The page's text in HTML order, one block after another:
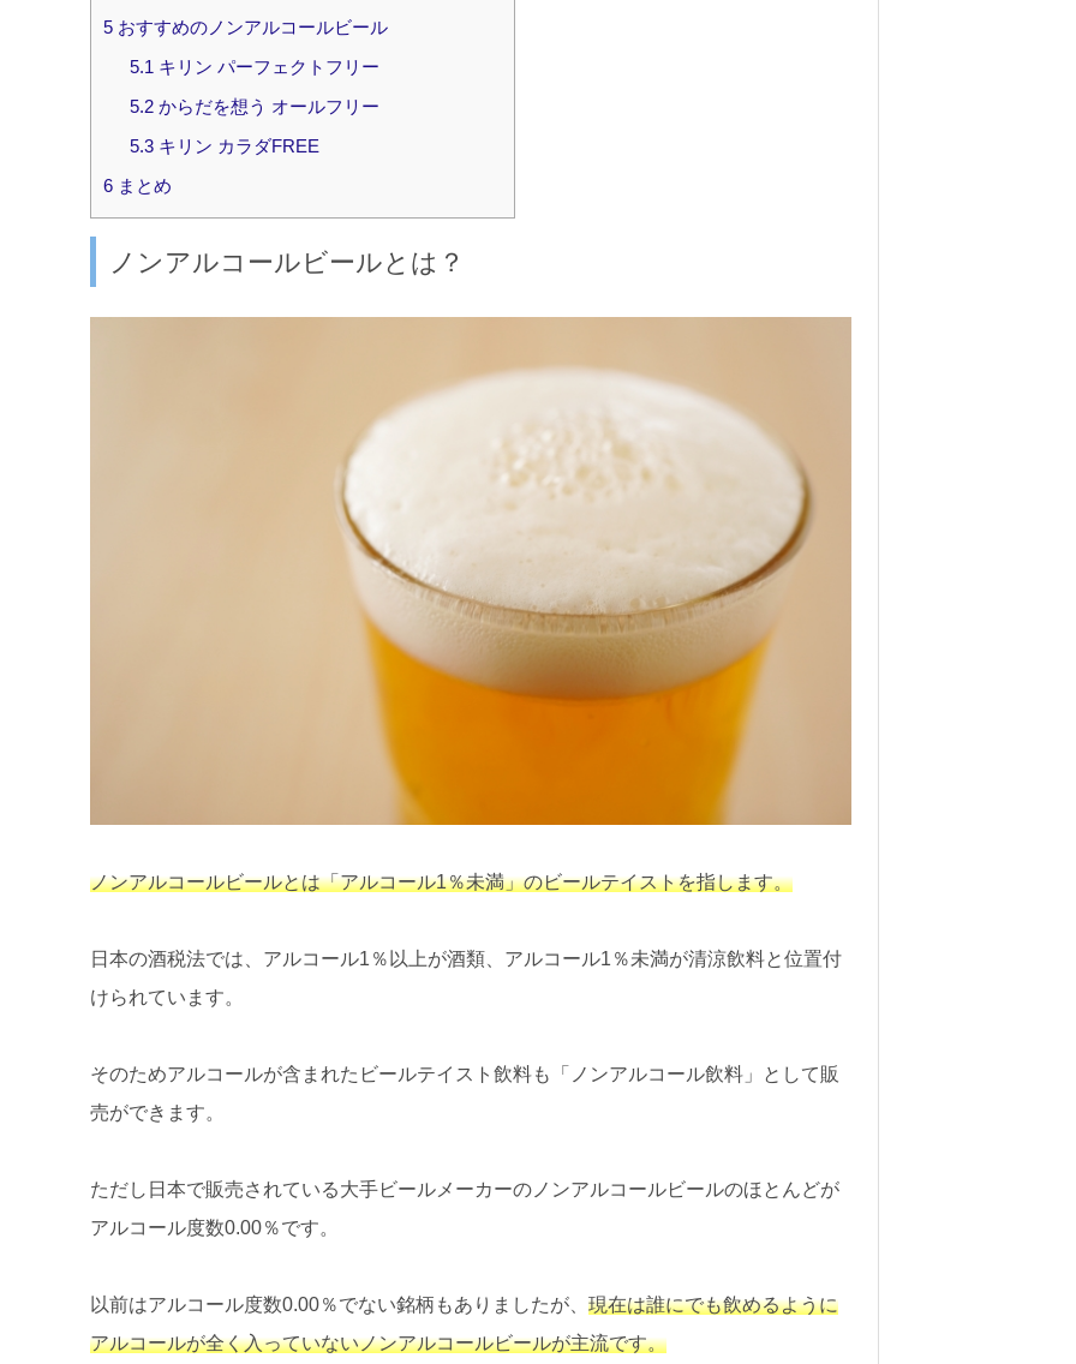
5おすすめのノンアルコールビール
5.1 キリン パーフェクトフリー
5.2 からだを想う オールフリー
5.3 キリン カラダFREE
6まとめ
ノンアルコールビールとは？
ノンアルコールビールとは「アルコール1％未満」のビールテイストを指します。
日本の酒税法では、アルコール1％以上が酒類、アルコール1％未満が清涼飲料と位置付
けられています。
そのためアルコールが含まれたビールテイスト飲料も「ノンアルコール飲料」として販
売ができます。
ただし日本で販売されている大手ビールメーカーのノンアルコールビールのほとんどが
アルコール度数0.00％です。
以前はアルコール度数0.00％でない銘柄もありましたが、 現在は誰にでも飲めるように
アルコールが全く入っていないノンアルコールビールが主流です。